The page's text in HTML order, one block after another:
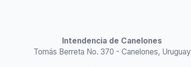
Intendencia de Canelones
Tomás Berreta No. 370 - Canelones, Uruguay